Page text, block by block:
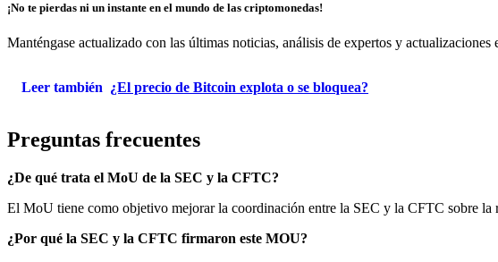
¡No te pierdas ni un instante en el mundo de las criptomonedas!
Manténgase actualizado con las últimas noticias, análisis de expertos y
Leer también ¿El precio de Bitcoin explota o se bloquea?
Preguntas frecuentes
¿De qué trata el MoU de la SEC y la CFTC?
El MoU tiene como objetivo mejorar la coordinación entre la SEC y la CFTC sobre
¿Por qué la SEC y la CFTC firmaron este MOU?